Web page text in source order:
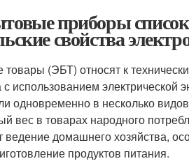
приборы
свойства
(ЭБТ) относят к
с использованием
одновременно в несколько
вес в товарах народного
ведение домашнего хозяйства,
продуктов питания.